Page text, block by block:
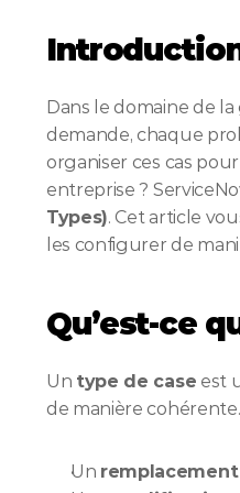
Dans le domaine de
demande, chaque
organiser ces cas
entreprise ?
Types). Cet article
les configurer de
Qu’est-ce
Un type de case est
de manière
Un